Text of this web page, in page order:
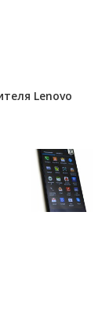
Lenovo